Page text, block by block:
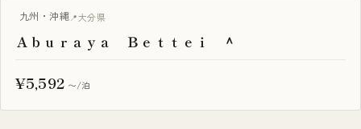
古民家
九州・沖縄 大分県
Ａｂｕｒａｙａ Ｂｅｔｔｅｉ ＾
¥5,592 〜/泊